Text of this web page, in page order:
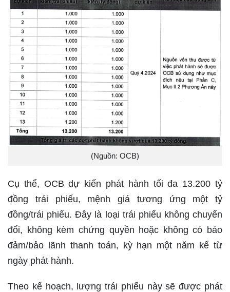
(Nguồn: OCB)
Cụ thể, OCB dự kiến phát hành tối đa 13.200 tỷ
đồng trái phiếu, mệnh giá tương ứng một tỷ
đồng/trái phiếu. Đây là loại trái phiếu không chuyển
đổi, không kèm chứng quyền hoặc không có bảo
đảm/bảo lãnh thanh toán, kỳ hạn một năm kể từ
ngày phát hành.
Theo kế hoạch, lượng trái phiếu này sẽ được phát